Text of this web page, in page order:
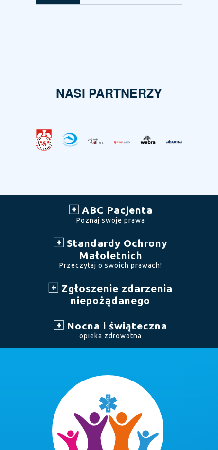
NASI PARTNERZY
ABC Pacjenta
Poznaj swoje prawa
Standardy Ochrony
Małoletnich
Przeczytaj o swoich prawach!
Zgłoszenie zdarzenia
niepożądanego
Nocna i świąteczna
opieka zdrowotna